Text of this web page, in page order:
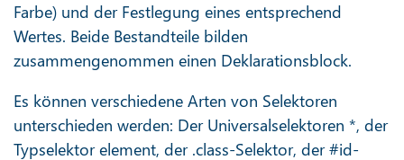
Farbe) und der Festlegung eines entsprechend
Wertes. Beide Bestandteile bilden
zusammengenommen einen Deklarationsblock.
Es können verschiedene Arten von Selektoren
unterschieden werden: Der Universalselektoren *, der
Typselektor element, der .class-Selektor, der #id-